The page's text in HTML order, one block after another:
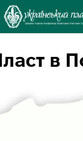
в